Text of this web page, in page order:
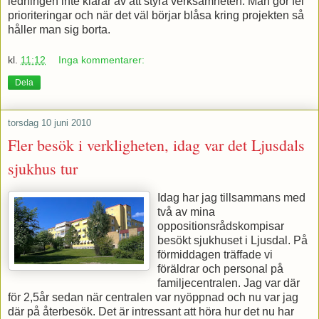
prioriteringar och när det väl börjar blåsa kring projekten så
håller man sig borta.
kl. 11:12 Inga kommentarer:
Dela
torsdag 10 juni 2010
Fler besök i verkligheten, idag var det Ljusdals
sjukhus tur
Idag har jag tillsammans med
två av mina
oppositionsrådskompisar
besökt sjukhuset i Ljusdal. På
förmiddagen träffade vi
föräldrar och personal på
familjecentralen. Jag var där
för 2,5år sedan när centralen var nyöppnad och nu var jag
där på återbesök. Det är intressant att höra hur det nu har